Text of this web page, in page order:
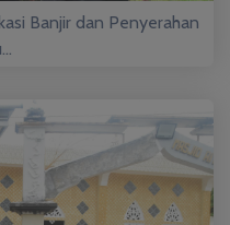
Banjir dan Penyerahan